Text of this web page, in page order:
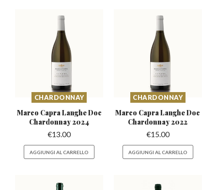
CHARDONNAY
Marco Capra Langhe Doc
Chardonnay 2024
€13.00
AGGIUNGI AL CARRELLO
CHARDONNAY
Marco Capra Langhe Doc
Chardonnay 2022
€15.00
AGGIUNGI AL CARRELLO